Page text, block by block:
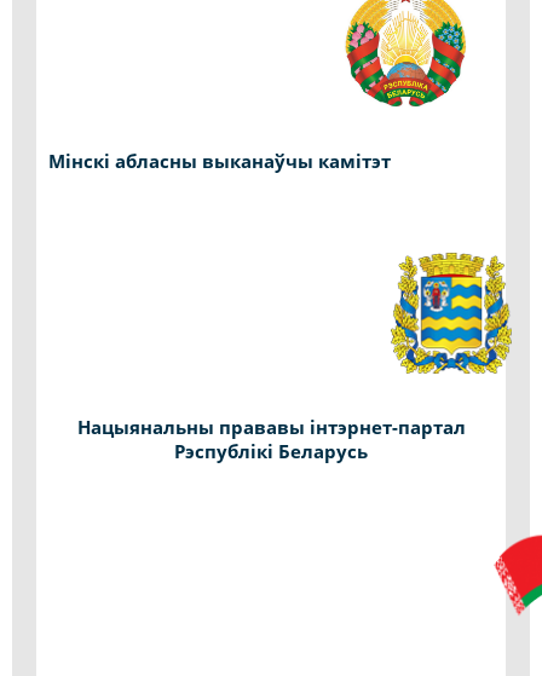
Мінскі абласны выканаўчы камітэт
Нацыянальны прававы інтэрнет-партал
Рэспублікі Беларусь